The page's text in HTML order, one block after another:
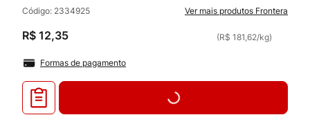
Código: 2334925 Frontera
R$ 12,35 (R$ 181,62/kg)
Formas de pagamento